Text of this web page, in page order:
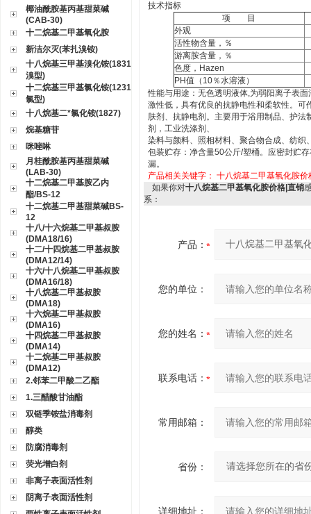
椰油酰胺基丙基甜菜碱
(CAB-30)
十二烷基二甲基氧化胺
新洁尔灭(苯扎溴铵)
十八烷基三甲基溴化铵(1831
溴型)
十二烷基三甲基氯化铵(1231
氯型)
十八烷基二*氯化铵(1827)
烷基糖苷
咪唑啉
月桂酰胺基丙基甜菜碱
(LAB-30)
十二烷基二甲基胺乙内
酯/BS-12
十二烷基二甲基甜菜碱BS-
12
十八/十六烷基二甲基叔胺
(DMA18/16)
十二/十四烷基二甲基叔胺
(DMA12/14)
十六/十八烷基二甲基叔胺
(DMA16/18)
十八烷基二甲基叔胺
(DMA18)
十六烷基二甲基叔胺
(DMA16)
十四烷基二甲基叔胺
(DMA14)
十二烷基二甲基叔胺
(DMA12)
2.邻苯二甲酸二乙酯
1.三醋酸甘油酯
双链季铵盐消毒剂
醇类
防腐消毒剂
荧光增白剂
非离子表面活性剂
阴离子表面活性剂
技术指标
项
目
外观
活性物含量，％
游离胺含量，％
色度， Hazen
PH值 （10％水溶液 ）
性能与用途：无色透明液体,为弱阳离子表
激性低，具有优良的抗静电性和柔软性。
肤剂、抗静电剂。主要用于浴用制品、护
剂，工业洗涤剂、
染料与颜料、照相材料、聚合物合成、纺织
包装贮存：净含量50公斤/塑桶。应密封贮
漏。
产品相关关键字： 十八烷基二甲基氧化胺价
如果你对十八烷基二甲基氧化胺价格|直销
系：
产品：
您的单位：
您的姓名：
联系电话：
常用邮箱：
省份：
详细地址：